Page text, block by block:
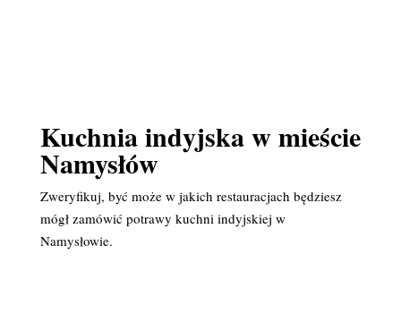
Kuchnia indyjska w mieście
Namysłów
Zweryfikuj, być może w jakich restauracjach będziesz
mógł zamówić potrawy kuchni indyjskiej w
Namysłowie.